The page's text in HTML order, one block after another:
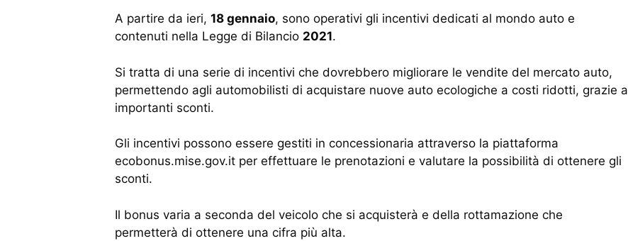
A partire da ieri, 18 gennaio, sono operativi gli incentivi dedicati al mondo auto e
contenuti nella Legge di Bilancio 2021.
Si tratta di una serie di incentivi che dovrebbero migliorare le vendite del mercato auto,
permettendo agli automobilisti di acquistare nuove auto ecologiche a costi ridotti, grazie a
importanti sconti.
Gli incentivi possono essere gestiti in concessionaria attraverso la piattaforma
ecobonus.mise.gov.it per effettuare le prenotazioni e valutare la possibilità di ottenere gli
sconti.
Il bonus varia a seconda del veicolo che si acquisterà e della rottamazione che
permetterà di ottenere una cifra più alta.